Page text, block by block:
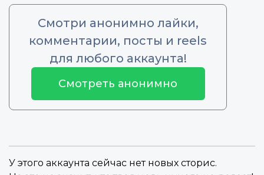
Смотри анонимно лайки,
комментарии, посты и reels
для любого аккаунта!
Смотреть анонимно
У этого аккаунта сейчас нет новых сторис.